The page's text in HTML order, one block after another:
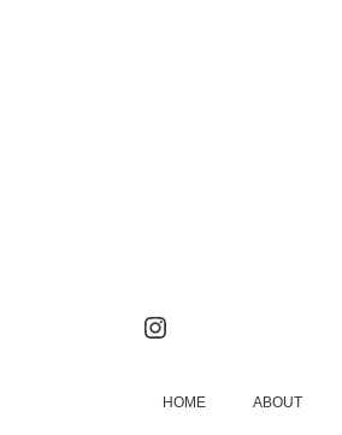
Instagram
HOME ABOUT